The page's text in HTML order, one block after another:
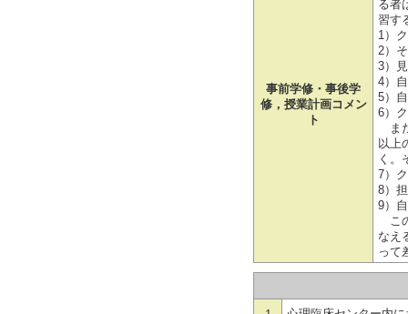
事前学修・事後学
修，授業計画コメン
ト
る者
習す
1）
2）
3）
4）
5）
6）
ま
以上
く。
7）
8）
9）
こ
なえ
って